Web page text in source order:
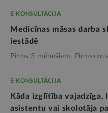
E-KONSULTĀCIJA
Medicīnas māsas darba
iestādē
Pirms 3 mēnešiem,
E-KONSULTĀCIJA
Kāda izglītība
asistentu vai skolotāja